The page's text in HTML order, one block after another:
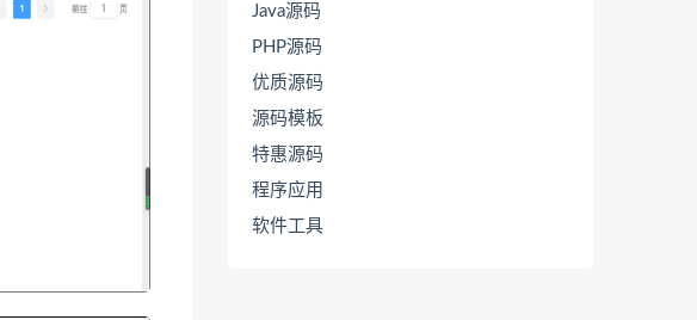
Java源码
PHP源码
优质源码
源码模板
特惠源码
程序应用
软件工具